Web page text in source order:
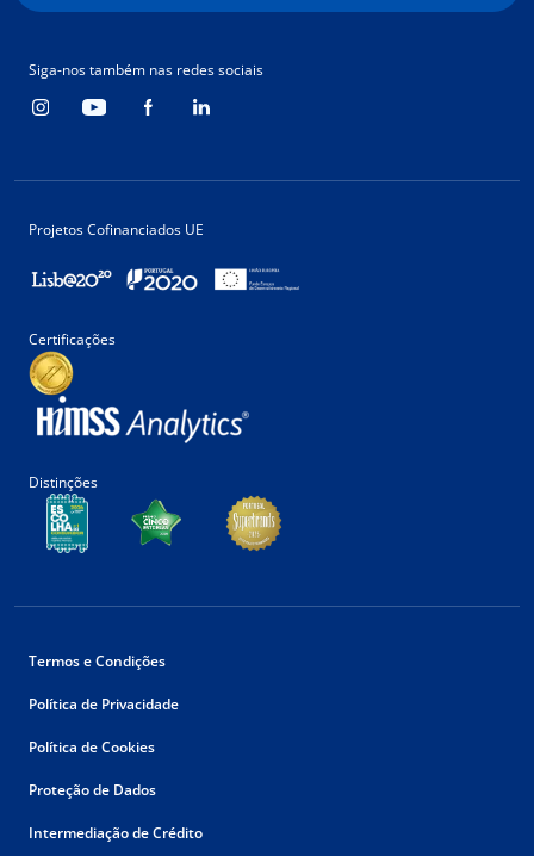
Siga-nos também nas redes sociais
Projetos Cofinanciados UE
Certificações
Distinções
Termos e Condições
Política de Privacidade
Política de Cookies
Proteção de Dados
Intermediação de Crédito